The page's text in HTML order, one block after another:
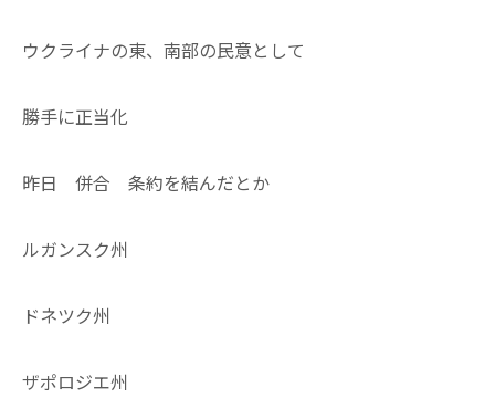
ウクライナの東、南部の民意として
勝手に正当化
昨日 併合 条約を結んだとか
ルガンスク州
ドネツク州
ザポロジエ州